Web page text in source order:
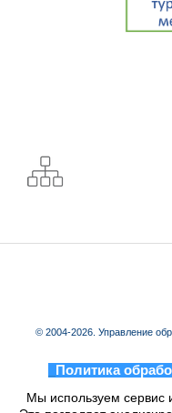
© 2004-2026. Управление
Политика
Мы используем сервис